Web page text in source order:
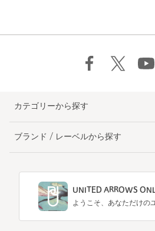
カテゴリーから探す
ブランド / レーベルから探す
UNITED ARROWS
ようこそ、あなただけの